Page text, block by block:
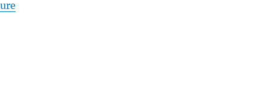
de « Une traduction en portugais »